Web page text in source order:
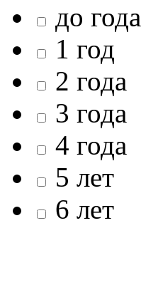
до года
1 год
2 года
3 года
4 года
5 лет
6 лет